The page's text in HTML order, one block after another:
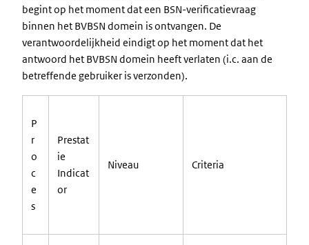
begint op het moment dat een BSN-verificatievraag
binnen het BVBSN domein is ontvangen. De
verantwoordelijkheid eindigt op het moment dat het
antwoord het BVBSN domein heeft verlaten (i.c. aan de
betreffende gebruiker is verzonden).
P
r
o
c
e
s
Prestat
ie
Indicat
or
Niveau Criteria